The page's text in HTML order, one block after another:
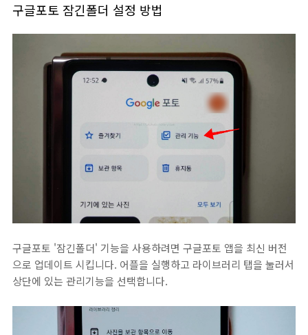
구글포토 잠긴폴더 설정 방법
구글포토 '잠긴폴더' 기능을 사용하려면 구글포토 앱을 최신 버전
으로 업데이트 시킵니다. 어플을 실행하고 라이브러리 탭을 눌러서
상단에 있는 관리기능을 선택합니다.